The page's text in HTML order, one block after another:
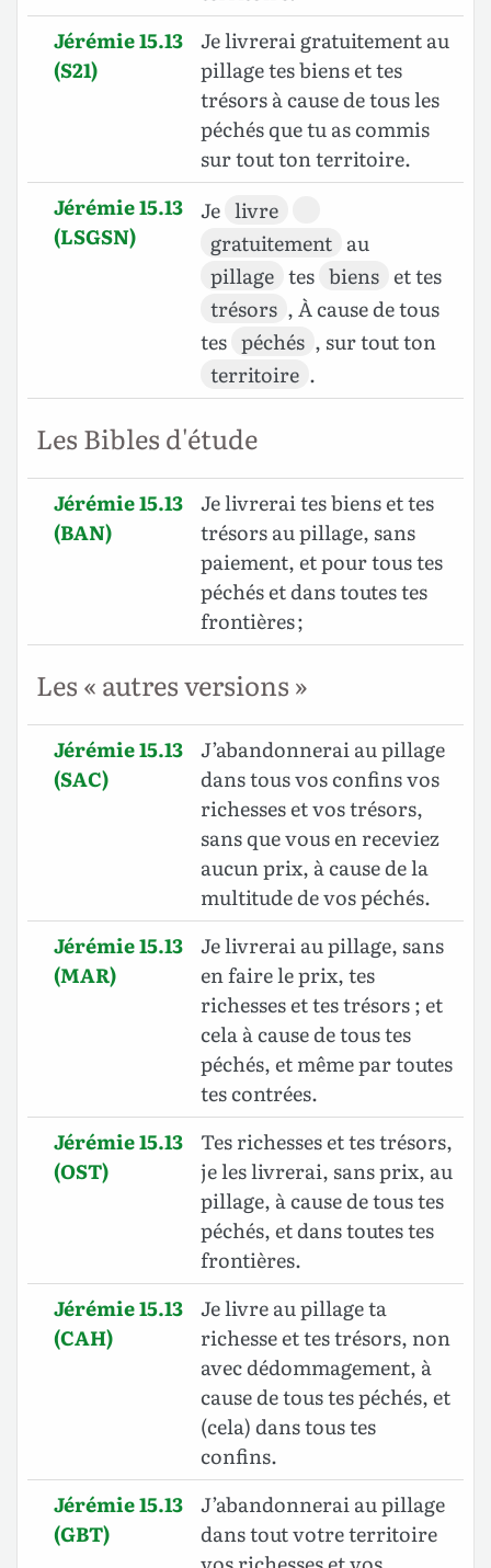
Jérémie 15.13
(S21)
Je livrerai gratuitement au
pillage tes biens et tes
trésors à cause de tous les
péchés que tu as commis
sur tout ton territoire.
Jérémie 15.13
(LSGSN)
Je livre
gratuitement au
pillage tes biens et tes
trésors , À cause de tous
tes péchés , sur tout ton
territoire .
Les Bibles d'étude
Jérémie 15.13
(BAN)
Je livrerai tes biens et tes
trésors au pillage, sans
paiement, et pour tous tes
péchés et dans toutes tes
frontières ;
Les « autres versions »
Jérémie 15.13
(SAC)
J’abandonnerai au pillage
dans tous vos confins vos
richesses et vos trésors,
sans que vous en receviez
aucun prix, à cause de la
multitude de vos péchés.
Jérémie 15.13
(MAR)
Je livrerai au pillage, sans
en faire le prix, tes
richesses et tes trésors ; et
cela à cause de tous tes
péchés, et même par toutes
tes contrées.
Jérémie 15.13
(OST)
Tes richesses et tes trésors,
je les livrerai, sans prix, au
pillage, à cause de tous tes
péchés, et dans toutes tes
frontières.
Jérémie 15.13
(CAH)
Je livre au pillage ta
richesse et tes trésors, non
avec dédommagement, à
cause de tous tes péchés, et
(cela) dans tous tes
confins.
Jérémie 15.13
(GBT)
J’abandonnerai au pillage
dans tout votre territoire